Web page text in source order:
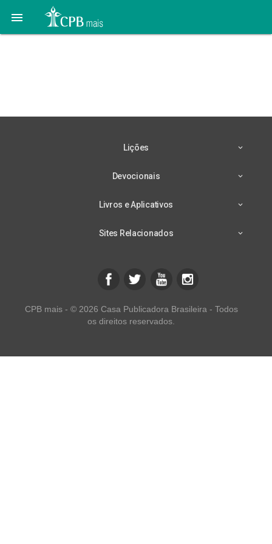

Lições
Devocionais
Livros e Aplicativos
Sites Relacionados
CPB mais - © 2026 Casa Publicadora Brasileira - Todos
os direitos reservados.